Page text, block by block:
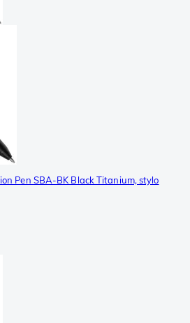
Pen SBA-BK Black Titanium, stylo